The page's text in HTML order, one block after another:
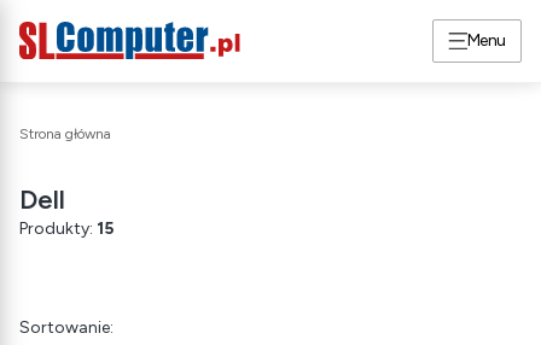
Menu
Strona główna
Dell
Produkty: 15
Lista produktów
Sortowanie: